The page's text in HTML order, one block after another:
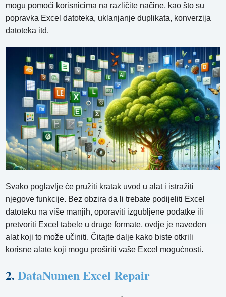
mogu pomoći korisnicima na različite načine, kao što su
popravka Excel datoteka, uklanjanje duplikata, konverzija
datoteka itd.
Svako poglavlje će pružiti kratak uvod u alat i istražiti
njegove funkcije. Bez obzira da li trebate podijeliti Excel
datoteku na više manjih, oporaviti izgubljene podatke ili
pretvoriti Excel tabele u druge formate, ovdje je naveden
alat koji to može učiniti. Čitajte dalje kako biste otkrili
korisne alate koji mogu proširiti vaše Excel mogućnosti.
2.DataNumen Excel Repair